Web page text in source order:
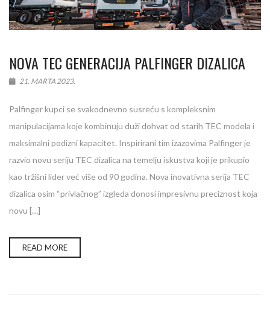
NOVA TEC GENERACIJA PALFINGER DIZALICA
21. MARTA 2023.
Palfinger kupci se svakodnevno susreću s kompleksnim
manipulacijama koje kombinuju duži dohvat od starih TEC modela i
maksimalni podizni kapacitet. Inspirirani tim izazovima Palfinger je
razvio novu seriju TEC dizalica na temelju iskustva koji je prikupio
kao tržišni lider već više od 90 godina. Nova inovativna serija TEC
dizalica osim “privlačnog” izgleda donosi impresivnu preciznost koja
novu […]
READ MORE